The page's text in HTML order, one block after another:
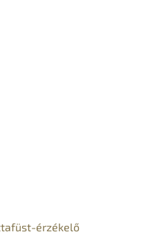
érzékelő